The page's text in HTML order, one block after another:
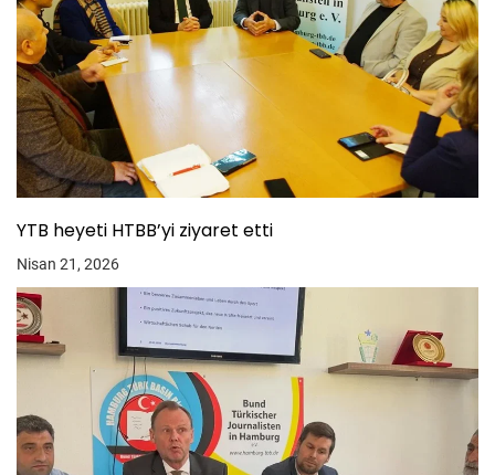
YTB heyeti HTBB’yi ziyaret etti
Nisan 21, 2026